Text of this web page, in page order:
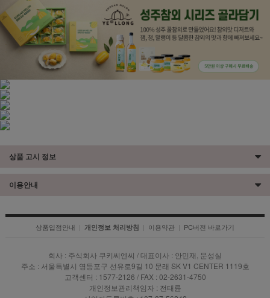
상품 고시 정보
이용안내
상품입점안내 | 개인정보 처리방침 | 이용약관 | PC버전 바로가기
회사 : 주식회사 쿠키씨엔씨 / 대표이사 : 안민재, 문성실
주소 : 서울특별시 영등포구 선유로9길 10 문래 SK V1 CENTER 1119호
고객센터 : 1577-2126 / FAX : 02-2631-4750
개인정보관리책임자 : 전태륜